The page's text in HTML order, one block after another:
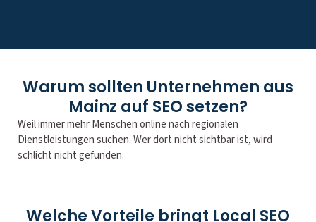
Warum sollten Unternehmen aus
Mainz auf SEO setzen?
Weil immer mehr Menschen online nach regionalen
Dienstleistungen suchen. Wer dort nicht sichtbar ist, wird
schlicht nicht gefunden.
Welche Vorteile bringt Local SEO